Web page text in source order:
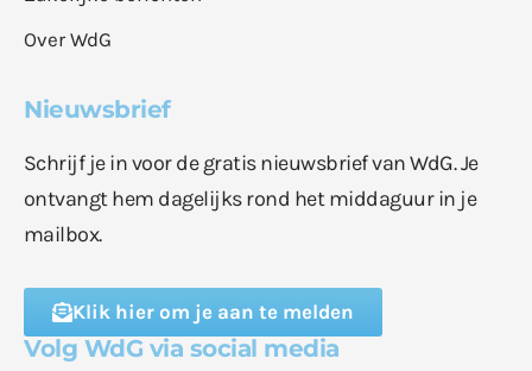
Over WdG
Nieuwsbrief
Schrijf je in voor de gratis nieuwsbrief van WdG. Je
ontvangt hem dagelijks rond het middaguur in je
mailbox.
Klik hier om je aan te melden
Volg WdG via social media